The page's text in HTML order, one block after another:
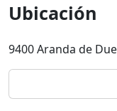
Ubicación
9400 Aranda de